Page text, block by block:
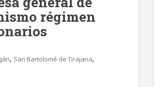
régimen
, San Bartolomé de Tirajana,